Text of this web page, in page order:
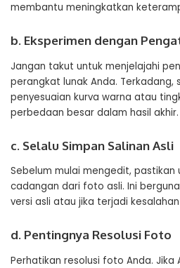
membantu meningkatkan
b. Eksperimen dengan
Jangan takut untuk menjelajahi
perangkat lunak Anda. Terkadang,
penyesuaian kurva warna atau
perbedaan besar dalam hasil akhir.
c. Selalu Simpan Salinan Asli
Sebelum mulai mengedit, pastikan
cadangan dari foto asli. Ini
versi asli atau jika terjadi
d. Pentingnya Resolusi Foto
Perhatikan resolusi foto Anda. Jika